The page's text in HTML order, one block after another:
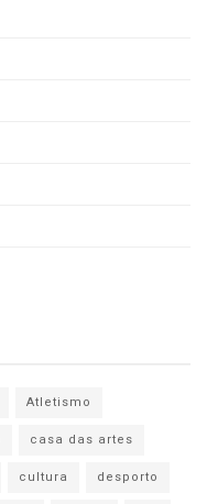
Atletismo
casa das artes
cultura
desporto